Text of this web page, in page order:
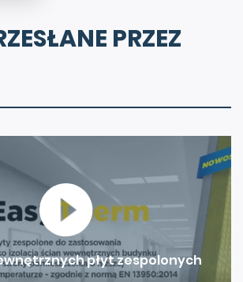
PRZEZ
płyt zespolonych